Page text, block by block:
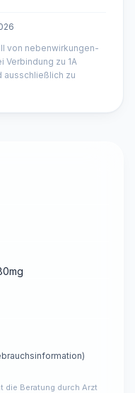
von nebenwirkungen-
zu 1A
ausschließlich zu
die Beratung durch Arzt